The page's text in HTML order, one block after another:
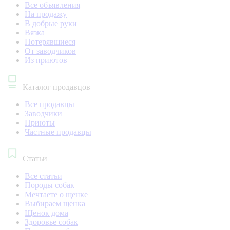
Все объявления
На продажу
В добрые руки
Вязка
Потерявшиеся
От заводчиков
Из приютов
Каталог продавцов
Все продавцы
Заводчики
Приюты
Частные продавцы
Статьи
Все статьи
Породы собак
Мечтаете о щенке
Выбираем щенка
Щенок дома
Здоровье собак